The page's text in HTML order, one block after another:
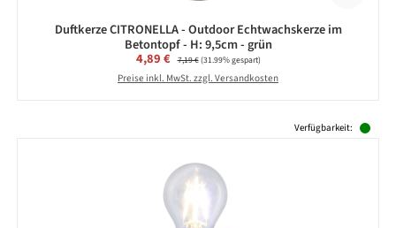
Duftkerze CITRONELLA - Outdoor Echtwachskerze im
Betontopf - H: 9,5cm - grün
Verkaufspreis:
4,89 € Regulärer Preis:
7,19 €(31.99% gespart)
Preise inkl. MwSt. zzgl. Versandkosten
Verfügbarkeit: